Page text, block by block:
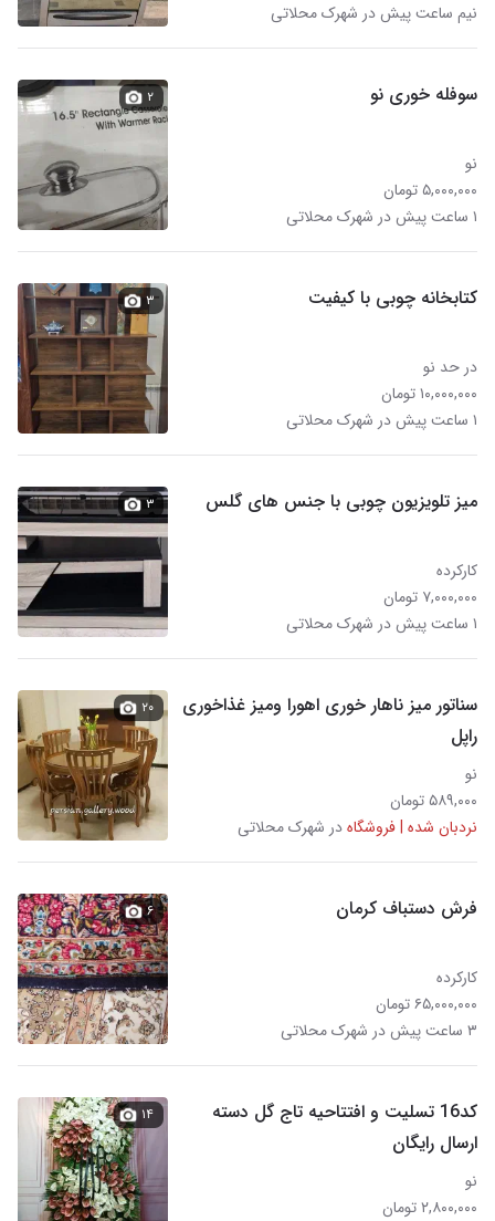
نیم ساعت پیش در شهرک محلاتی
سوفله خوری نو
نو
۵,۰۰۰,۰۰۰ تومان
۱ ساعت پیش در شهرک محلاتی
۲
کتابخانه چوبی با کیفیت
در حد نو
۱۰,۰۰۰,۰۰۰ تومان
۱ ساعت پیش در شهرک محلاتی
۳
میز تلویزیون چوبی با جنس های گلس
کارکرده
۷,۰۰۰,۰۰۰ تومان
۱ ساعت پیش در شهرک محلاتی
۳
سناتور میز ناهار خوری اهورا ومیز غذاخوری
راپل
نو
۵۸۹,۰۰۰ تومان
نردبان شده | فروشگاهدر شهرک محلاتی
۲۰
فرش دستباف کرمان
کارکرده
۶۵,۰۰۰,۰۰۰ تومان
۳ ساعت پیش در شهرک محلاتی
۶
کد16 تسلیت و افتتاحیه تاج گل دسته
ارسال رایگان
نو
۲,۸۰۰,۰۰۰ تومان
۱۴